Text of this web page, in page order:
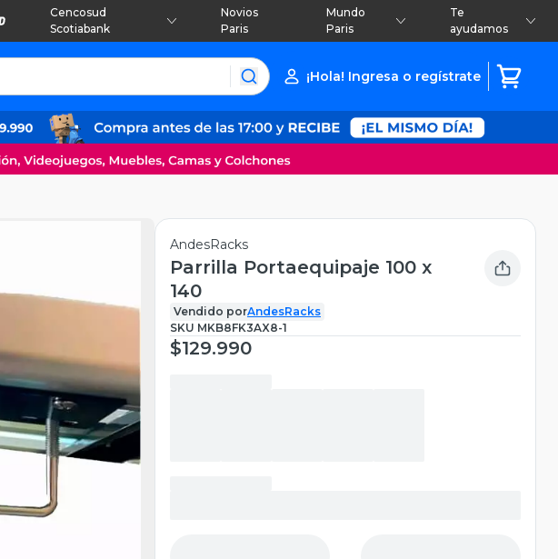
Cencosud
Scotiabank
Novios
Paris
Mundo
Paris
Te
ayudamos
¡Hola! Ingresa o regístrate
AndesRacks
Parrilla Portaequipaje 100 x
140
Vendido porAndesRacks
SKU MKB8FK3AX8-1
$129.990